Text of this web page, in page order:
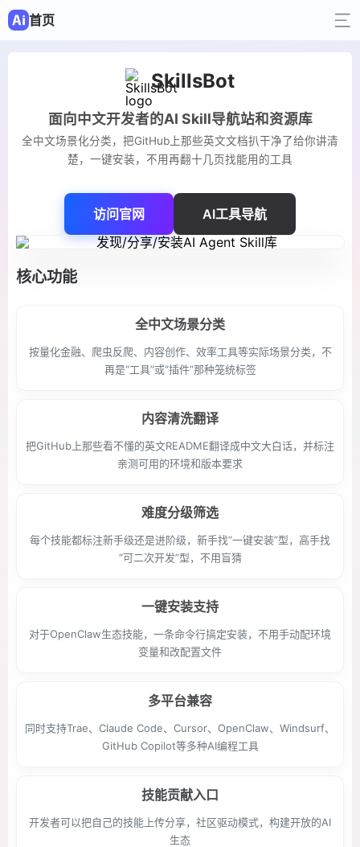
首页
SkillsBot
面向中文开发者的AI Skill导航站和资源库
全中文场景化分类，把GitHub上那些英文文档扒干净了给你讲清
楚，一键安装，不用再翻十几页找能用的工具
访问官网 AI工具导航
核心功能
全中文场景分类
按量化金融、爬虫反爬、内容创作、效率工具等实际场景分类，不
再是“工具”或“插件”那种笼统标签
内容清洗翻译
把GitHub上那些看不懂的英文README翻译成中文大白话，并标注
亲测可用的环境和版本要求
难度分级筛选
每个技能都标注新手级还是进阶级，新手找“一键安装”型，高手找
“可二次开发”型，不用盲猜
一键安装支持
对于OpenClaw生态技能，一条命令行搞定安装，不用手动配环境
变量和改配置文件
多平台兼容
同时支持Trae、Claude Code、Cursor、OpenClaw、Windsurf、
GitHub Copilot等多种AI编程工具
技能贡献入口
开发者可以把自己的技能上传分享，社区驱动模式，构建开放的AI
生态